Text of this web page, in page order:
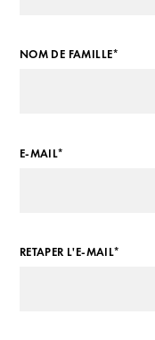
NOM DE FAMILLE*
E-MAIL*
RETAPER L'E-MAIL*